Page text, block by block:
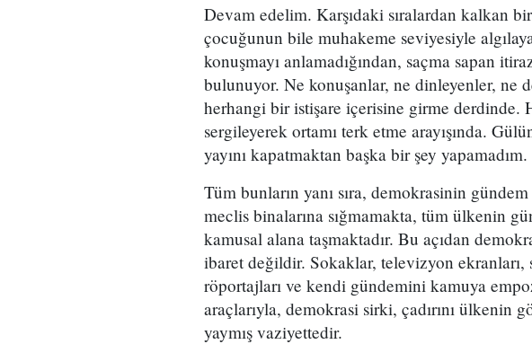
Devam edelim. Karşıdaki sıralardan kalkan
çocuğunun bile muhakeme seviyesiyle
konuşmayı anlamadığından, saçma sapan
bulunuyor. Ne konuşanlar, ne dinleyenler, ne
herhangi bir istişare içerisine girme derdinde.
sergileyerek ortamı terk etme arayışında.
yayını kapatmaktan başka bir şey yapamadım.
Tüm bunların yanı sıra, demokrasinin
meclis binalarına sığmamakta, tüm ülkenin
kamusal alana taşmaktadır. Bu açıdan
ibaret değildir. Sokaklar, televizyon ekranları,
röportajları ve kendi gündemini kamuya
araçlarıyla, demokrasi sirki, çadırını ülkenin
yaymış vaziyettedir.